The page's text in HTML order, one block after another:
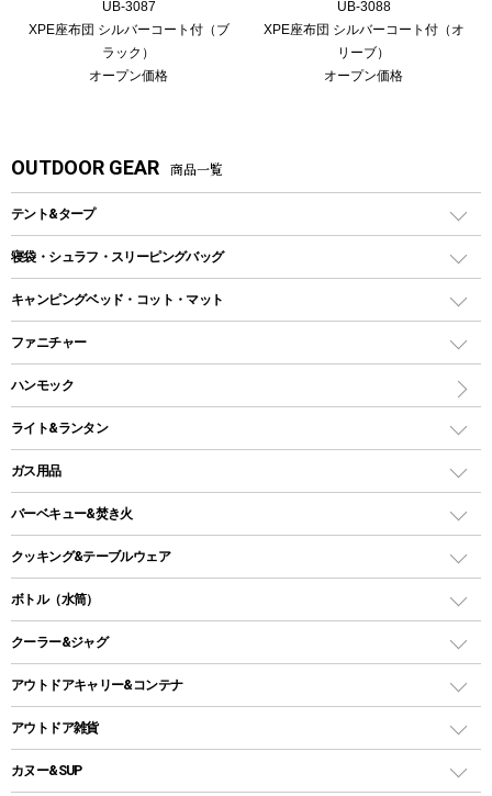
UB-3087
XPE座布団 シルバーコート付（ブ
ラック）
オープン価格
UB-3088
XPE座布団 シルバーコート付（オ
リーブ）
オープン価格
OUTDOOR GEAR 商品一覧
テント&タープ
テント
ツールームテント
ワンポールテント
シェルターテント
ロッジ型・オリジナルテント
タープ
スクエアタープ（レクタタープ）
メッシュタープ
自立式タープ
パラソル
テントアクセサリー
ペグ
寝袋・シュラフ・スリーピングバッグ
レクタングラー型（封筒型）シュラフ
インナーシュラフ
キャンピングベッド・コット・マット
キャンピングベッド・コット
インフレータブルマット
ファニチャー
アウトドアテーブル
レジャーシート
ハンモック
ライト&ランタン
LEDランタン
ガスランタン
オイルランタン
LEDライト
ヘッドライト
キャンドル
ガス用品
ガスバーナー
ガス缶
ガストーチ、ライター
バーベキュー&焚き火
バーベキューコンロ、グリル
焚き火台タイプ（ロースタイル）グリル
卓上タイプグリル
パーティータイプグリル
鉄板、アミ
クッキング&テーブルウェア
ダッチオーブン
ホットサンドメーカー
クッカーセット
シェラカップ
ボトル（水筒）
ステンレスボトル
コップ付きタイプ
ワンタッチタイプ
プラスチックボトル
クーラー&ジャグ
クーラーボックス
クーラーバッグ
ウォータージャグ
アウトドアキャリー&コンテナ
アウトドアキャリー
アウトドア雑貨
バックパック&バッグ
カヌー&SUP